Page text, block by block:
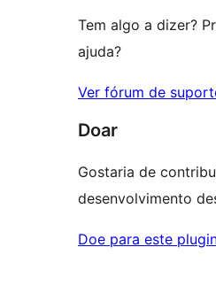
Tem algo a dizer?
ajuda?
Ver fórum de
Doar
Gostaria de
desenvolvimento
Doe para este